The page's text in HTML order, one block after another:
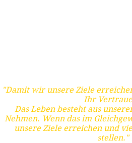
"Damit wir unsere Ziele
Ihr
Das Leben besteht aus
Nehmen. Wenn das im
unsere Ziele erreichen und
stellen."